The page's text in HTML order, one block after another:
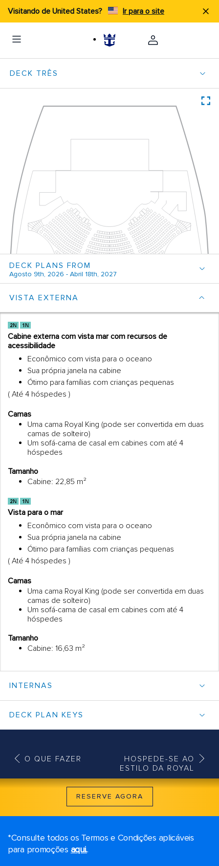
Visitando de United States? Ir para o site
DECK PLANS FROM
Agosto 9th, 2026 - Abril 18th, 2027
VISTA EXTERNA
Cabine externa com vista mar com recursos de
acessibilidade
Econômico com vista para o oceano
Sua própria janela na cabine
Ótimo para famílias com crianças pequenas
( Até 4 hóspedes )
Camas
Uma cama Royal King (pode ser convertida em duas
camas de solteiro)
Um sofá-cama de casal em cabines com até 4
hóspedes
Tamanho
Cabine: 22,85 m²
Vista para o mar
Econômico com vista para o oceano
Sua própria janela na cabine
Ótimo para famílias com crianças pequenas
( Até 4 hóspedes )
Camas
Uma cama Royal King (pode ser convertida em duas
camas de solteiro)
Um sofá-cama de casal em cabines com até 4
hóspedes
Tamanho
Cabine: 16,63 m²
INTERNAS
DECK PLAN KEYS
O QUE FAZER
HOSPEDE-SE AO
ESTILO DA ROYAL
RESERVE AGORA
*Consulte todos os Termos e Condições aplicáveis ​​
para promoções aqui..